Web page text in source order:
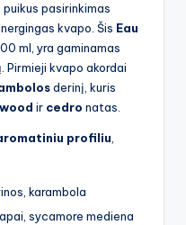
puikus pasirinkimas
kvapo. Šis Eau
ml, yra gaminamas
Pirmieji kvapo akordai
derinį, kuris
ir cedro natas.
profiliu
karambola
sycamore mediena